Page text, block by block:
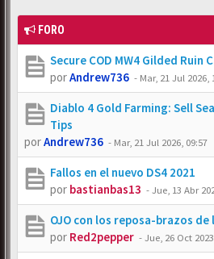
FORO
Secure COD MW4 Gilded Ruin
porAndrew736 - Mar, 21 Jul 2026,
Diablo 4 Gold Farming: Sell
Tips
porAndrew736 - Mar, 21 Jul 2026, 09:57
Fallos en el nuevo DS4 2021
por bastianbas13 -Jue, 13 Abr
OJO con los reposa-brazos de
por Red2pepper -Jue, 26 Oct